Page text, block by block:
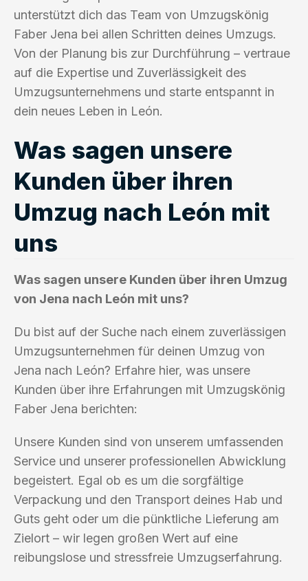
unterstützt dich das Team von Umzugskönig
Faber Jena bei allen Schritten deines Umzugs.
Von der Planung bis zur Durchführung – vertraue
auf die Expertise und Zuverlässigkeit des
Umzugsunternehmens und starte entspannt in
dein neues Leben in León.
Was sagen unsere
Kunden über ihren
Umzug nach León mit
uns
Was sagen unsere Kunden über ihren Umzug
von Jena nach León mit uns?
Du bist auf der Suche nach einem zuverlässigen
Umzugsunternehmen für deinen Umzug von
Jena nach León? Erfahre hier, was unsere
Kunden über ihre Erfahrungen mit Umzugskönig
Faber Jena berichten:
Unsere Kunden sind von unserem umfassenden
Service und unserer professionellen Abwicklung
begeistert. Egal ob es um die sorgfältige
Verpackung und den Transport deines Hab und
Guts geht oder um die pünktliche Lieferung am
Zielort – wir legen großen Wert auf eine
reibungslose und stressfreie Umzugserfahrung.